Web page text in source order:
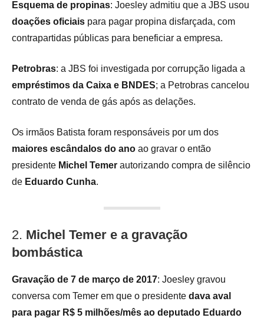
Esquema de propinas: Joesley admitiu que a JBS usou
doações oficiais para pagar propina disfarçada, com
contrapartidas públicas para beneficiar a empresa.
Petrobras: a JBS foi investigada por corrupção ligada a
empréstimos da Caixa e BNDES; a Petrobras cancelou
contrato de venda de gás após as delações.
Os irmãos Batista foram responsáveis por um dos
maiores escândalos do ano ao gravar o então
presidente Michel Temer autorizando compra de silêncio
de Eduardo Cunha.
2. Michel Temer e a gravação
bombástica
Gravação de 7 de março de 2017: Joesley gravou
conversa com Temer em que o presidente dava aval
para pagar R$ 5 milhões/mês ao deputado Eduardo